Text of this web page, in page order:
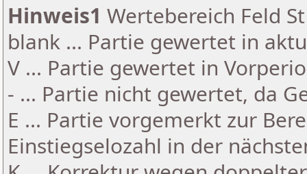
Hinweis1 Wertebereich Feld
blank ... Partie gewertet in
V ... Partie gewertet in
- ... Partie nicht gewertet, da
E ... Partie vorgemerkt zur
Einstiegselozahl in der